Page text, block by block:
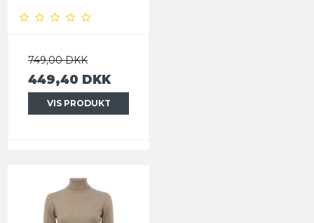
749,00 DKK
449,40 DKK
VIS PRODUKT